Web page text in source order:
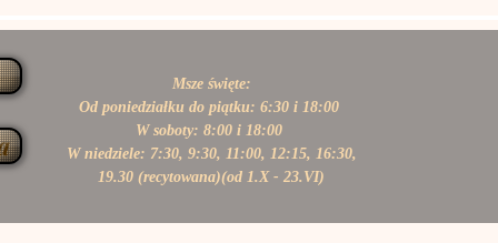
Msze święte:
Od poniedziałku do piątku: 6:30 i 18:00
W soboty: 8:00 i 18:00
W niedziele: 7:30, 9:30, 11:00, 12:15, 16:30,
19.30 (recytowana)(od 1.X - 23.VI)